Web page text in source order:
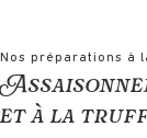
Nos préparations à
et à la